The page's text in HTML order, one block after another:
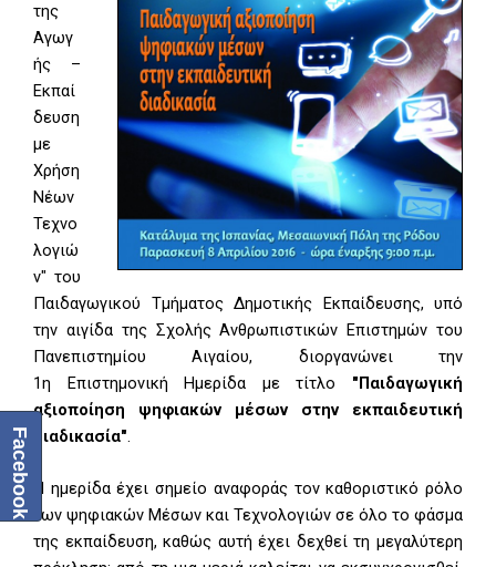
της
Αγωγ
ής –
Εκπαί
δευση
με
Χρήση
Νέων
Τεχνο
λογιώ
ν" του
Παιδαγωγικού Τμήματος Δημοτικής Εκπαίδευσης, υπό
την αιγίδα της Σχολής Ανθρωπιστικών Επιστημών του
Πανεπιστημίου Αιγαίου, διοργανώνει την
1η Επιστημονική Ημερίδα με τίτλο "Παιδαγωγική
αξιοποίηση ψηφιακών μέσων στην εκπαιδευτική
διαδικασία".
Η ημερίδα έχει σημείο αναφοράς τον καθοριστικό ρόλο
των ψηφιακών Μέσων και Τεχνολογιών σε όλο το φάσμα
της εκπαίδευση, καθώς αυτή έχει δεχθεί τη μεγαλύτερη
Facebook